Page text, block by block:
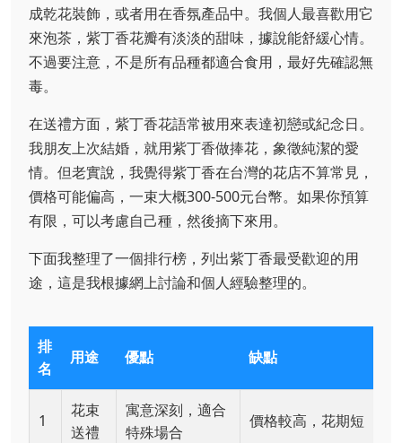
成乾花裝飾，或者用在香氛產品中。我個人最喜歡用它
來泡茶，紫丁香花瓣有淡淡的甜味，據說能舒緩心情。
不過要注意，不是所有品種都適合食用，最好先確認無
毒。
在送禮方面，紫丁香花語常被用來表達初戀或紀念日。
我朋友上次結婚，就用紫丁香做捧花，象徵純潔的愛
情。但老實說，我覺得紫丁香在台灣的花店不算常見，
價格可能偏高，一束大概300-500元台幣。如果你預算
有限，可以考慮自己種，然後摘下來用。
下面我整理了一個排行榜，列出紫丁香最受歡迎的用
途，這是我根據網上討論和個人經驗整理的。
排
名
用途 優點 缺點
1
花束
送禮
寓意深刻，適合
特殊場合
價格較高，花期短